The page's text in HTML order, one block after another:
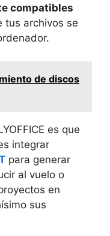
compatibles
tus archivos se
de discos
es que
integrar
para generar
al vuelo o
en
sus